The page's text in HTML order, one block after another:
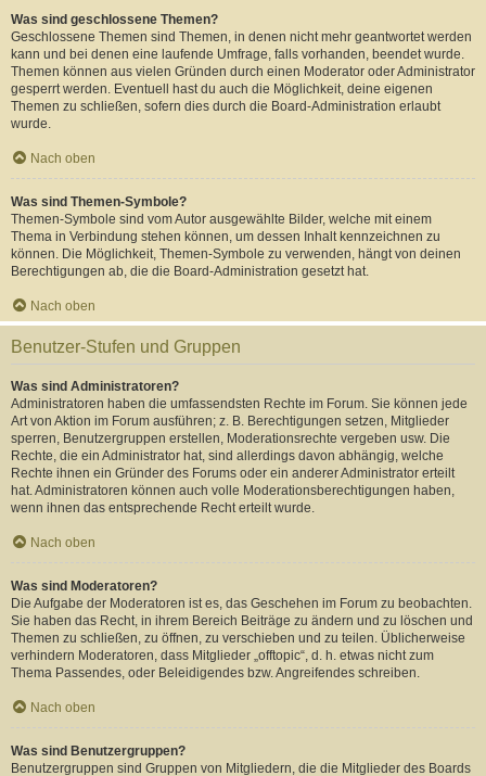
Was sind geschlossene Themen?
Geschlossene Themen sind Themen, in denen nicht mehr geantwortet werden
kann und bei denen eine laufende Umfrage, falls vorhanden, beendet wurde.
Themen können aus vielen Gründen durch einen Moderator oder Administrator
gesperrt werden. Eventuell hast du auch die Möglichkeit, deine eigenen
Themen zu schließen, sofern dies durch die Board-Administration erlaubt
wurde.
Nach oben
Was sind Themen-Symbole?
Themen-Symbole sind vom Autor ausgewählte Bilder, welche mit einem
Thema in Verbindung stehen können, um dessen Inhalt kennzeichnen zu
können. Die Möglichkeit, Themen-Symbole zu verwenden, hängt von deinen
Berechtigungen ab, die die Board-Administration gesetzt hat.
Nach oben
Benutzer-Stufen und Gruppen
Was sind Administratoren?
Administratoren haben die umfassendsten Rechte im Forum. Sie können jede
Art von Aktion im Forum ausführen; z. B. Berechtigungen setzen, Mitglieder
sperren, Benutzergruppen erstellen, Moderationsrechte vergeben usw. Die
Rechte, die ein Administrator hat, sind allerdings davon abhängig, welche
Rechte ihnen ein Gründer des Forums oder ein anderer Administrator erteilt
hat. Administratoren können auch volle Moderationsberechtigungen haben,
wenn ihnen das entsprechende Recht erteilt wurde.
Nach oben
Was sind Moderatoren?
Die Aufgabe der Moderatoren ist es, das Geschehen im Forum zu beobachten.
Sie haben das Recht, in ihrem Bereich Beiträge zu ändern und zu löschen und
Themen zu schließen, zu öffnen, zu verschieben und zu teilen. Üblicherweise
verhindern Moderatoren, dass Mitglieder „offtopic“, d. h. etwas nicht zum
Thema Passendes, oder Beleidigendes bzw. Angreifendes schreiben.
Nach oben
Was sind Benutzergruppen?
Benutzergruppen sind Gruppen von Mitgliedern, die die Mitglieder des Boards